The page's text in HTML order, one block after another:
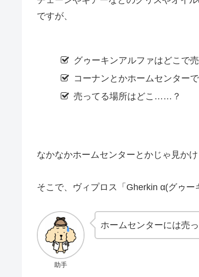
ですが、
グゥーキンアルファはどこで
コーナンとかホームセンター
売ってる場所はどこ……？
なかなかホームセンターとかじゃ見か
そこで、ヴィプロス「Gherkin α(グゥー
助手
ホームセンターには売